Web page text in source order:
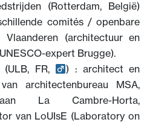
(Rotterdam, België)
comités / openbare
Vlaanderen (architectuur en
expert Brugge).
(ULB, FR,
) : architect en
architectenbureau MSA,
La Cambre-Horta,
van LoUIsE (Laboratory on